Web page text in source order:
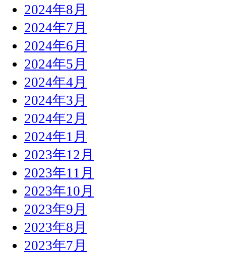
2024年8月
2024年7月
2024年6月
2024年5月
2024年4月
2024年3月
2024年2月
2024年1月
2023年12月
2023年11月
2023年10月
2023年9月
2023年8月
2023年7月